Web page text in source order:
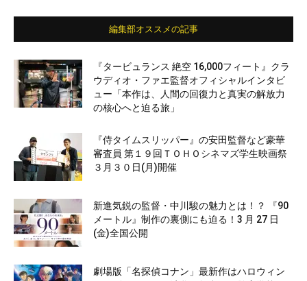
編集部オススメの記事
『タービュランス 絶空 16,000フィート』クラ
ウディオ・ファエ監督オフィシャルインタビ
ュー「本作は、人間の回復力と真実の解放力
の核心へと迫る旅」
『侍タイムスリッパー』の安田監督など豪華
審査員 第１９回ＴＯＨＯシネマズ学生映画祭
３月３０日(月)開催
新進気鋭の監督・中川駿の魅力とは！？ 『90
メートル』制作の裏側にも迫る！3 月 27 日
(金)全国公開
劇場版「名探偵コナン」最新作はハロウィン